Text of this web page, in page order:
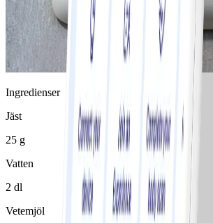
Ingredienser
Jäst
25 g
Vatten
2 dl
Vetemjöl